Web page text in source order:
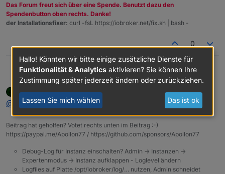
Das Forum freut sich über eine Spende. Benutzt dazu den
Spendenbutton oben rechts. Danke!
der Installationsfixer: curl -fsL https://iobroker.net/fix.sh | bash -
0
Homoran@alcalzonesagte inTest Javascript-Adapter 5.0.5 -
RULES:
wieder beim emotional versioning wären
und was ist mit WIN10?
Bloß weil es OS X gab wurde WIN9 übersprungen
Offline
apollon77schrieb am1. März 2021, 12:39
zuletzt editiert von
@ homoran Das war "marketing driven versioning" :-)
Beitrag hat geholfen? Votet rechts unten im Beitrag :-)
https://paypal.me/Apollon77 / https://github.com/sponsors/Apollon77
Debug-Log für Instanz einschalten? Admin -> Instanzen ->
Expertenmodus -> Instanz aufklappen - Loglevel ändern
Logfiles auf Platte /opt/iobroker/log/… nutzen, Admin schneidet
Hallo! Könnten wir bitte einige zusätzliche Dienste für
Funktionalität & Analytics aktivieren? Sie können Ihre
Zustimmung später jederzeit ändern oder zurückziehen.
Lassen Sie mich wählen Das ist ok